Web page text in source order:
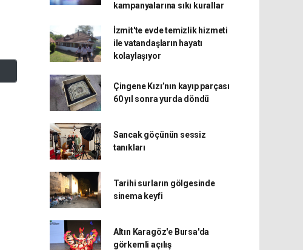
kampanyalarına sıkı kurallar
İzmit'te evde temizlik hizmeti
ile vatandaşların hayatı
kolaylaşıyor
Çingene Kızı’nın kayıp parçası
60 yıl sonra yurda döndü
Sancak göçünün sessiz
tanıkları
Tarihi surların gölgesinde
sinema keyfi
Altın Karagöz'e Bursa'da
görkemli açılış